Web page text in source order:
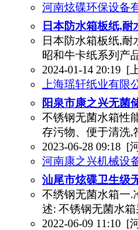
河南炫碟环保设备
日本防水箱板纸,
日本防水箱板纸,
昭和牛卡纸系列产
2024-01-14 20:19 [
上海瑶轩纸业有限
阳泉市康之兴无菌
不锈钢无菌水箱性
存污物、便于清洗,
2023-06-28 09:18 [
河南康之兴机械设
汕尾市炫碟卫生级
不绣钢无菌水箱一.
述: 不锈钢无菌水
2022-06-09 11:10 [